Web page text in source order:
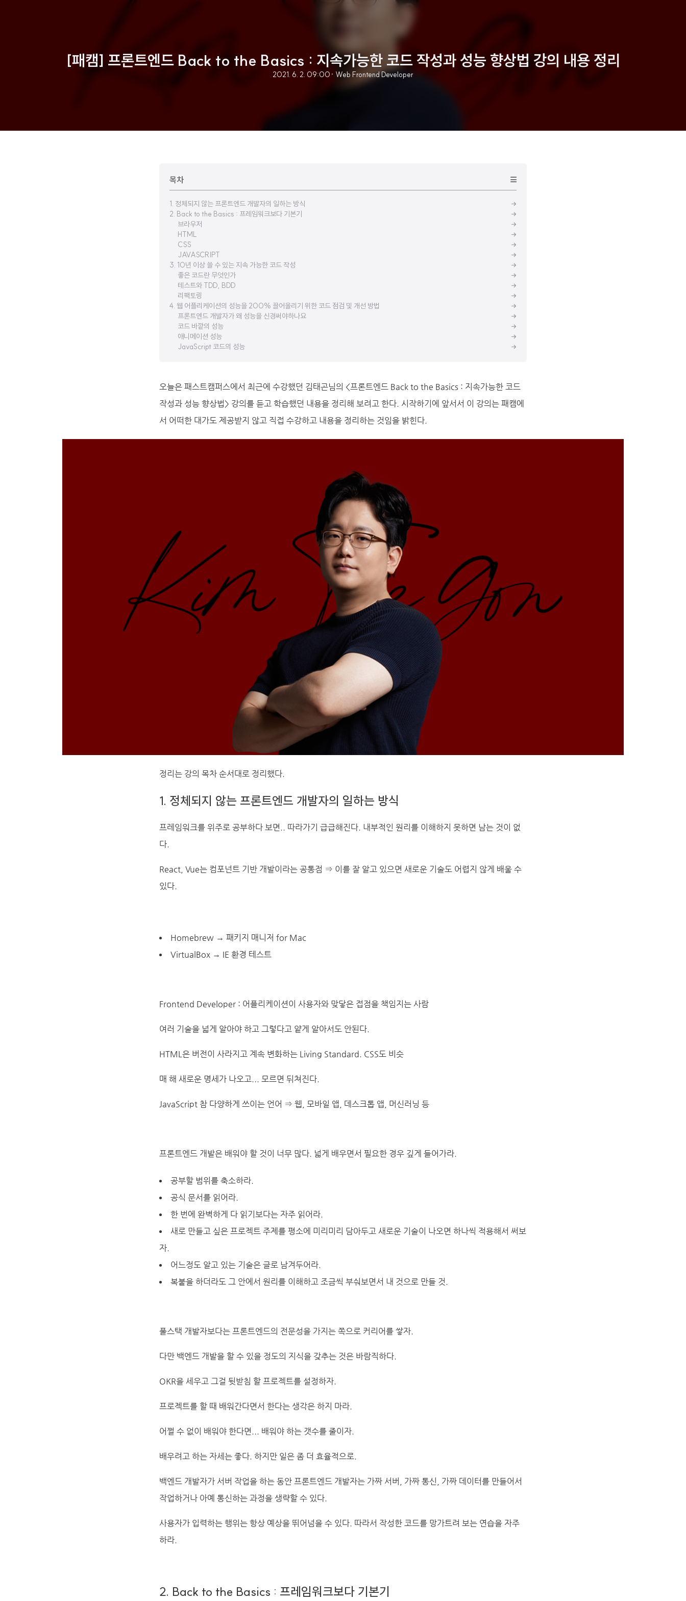
[패캠] 프론트엔드 Back to the Basics : 지속가능한 코드 작성과 성능 향상법 강의 내용 정리
2021. 6. 2. 09:00 · Web Frontend Developer
목차
1. 정체되지 않는 프론트엔드 개발자의 일하는 방식
2. Back to the Basics : 프레임워크보다 기본기
브라우저
HTML
CSS
JAVASCRIPT
3. 10년 이상 쓸 수 있는 지속 가능한 코드 작성
좋은 코드란 무엇인가
테스트와 TDD, BDD
리팩토링
4. 웹 어플리케이션의 성능을 200% 끌어올리기 위한 코드 점검 및 개선 방법
프론트엔드 개발자가 왜 성능을 신경써야하나요
코드 바깥의 성능
애니메이션 성능
JavaScript 코드의 성능
오늘은 패스트캠퍼스에서 최근에 수강했던 김태곤님의 <프론트엔드 Back to the Basics : 지속가능한 코드
작성과 성능 향상법> 강의를 듣고 학습했던 내용을 정리해 보려고 한다. 시작하기에 앞서서 이 강의는 패캠에
서 어떠한 대가도 제공받지 않고 직접 수강하고 내용을 정리하는 것임을 밝힌다.
정리는 강의 목차 순서대로 정리했다.
1. 정체되지 않는 프론트엔드 개발자의 일하는 방식
프레임워크를 위주로 공부하다 보면.. 따라가기 급급해진다. 내부적인 원리를 이해하지 못하면 남는 것이 없
다.
React, Vue는 컴포넌트 기반 개발이라는 공통점 ⇒ 이를 잘 알고 있으면 새로운 기술도 어렵지 않게 배울 수
있다.
Homebrew → 패키지 매니저 for Mac
VirtualBox → IE 환경 테스트
Frontend Developer : 어플리케이션이 사용자와 맞닿은 접점을 책임지는 사람
여러 기술을 넓게 알아야 하고 그렇다고 얕게 알아서도 안된다.
HTML은 버전이 사라지고 계속 변화하는 Living Standard. CSS도 비슷
매 해 새로운 명세가 나오고... 모르면 뒤쳐진다.
JavaScript 참 다양하게 쓰이는 언어 ⇒ 웹, 모바일 앱, 데스크톱 앱, 머신러닝 등
프론트엔드 개발은 배워야 할 것이 너무 많다. 넓게 배우면서 필요한 경우 깊게 들어가라.
공부할 범위를 축소하라.
공식 문서를 읽어라.
한 번에 완벽하게 다 읽기보다는 자주 읽어라.
새로 만들고 싶은 프로젝트 주제를 평소에 미리미리 담아두고 새로운 기술이 나오면 하나씩 적용해서 써보
자.
어느정도 알고 있는 기술은 글로 남겨두어라.
복붙을 하더라도 그 안에서 원리를 이해하고 조금씩 부숴보면서 내 것으로 만들 것.
풀스택 개발자보다는 프론트엔드의 전문성을 가지는 쪽으로 커리어를 쌓자.
다만 백엔드 개발을 할 수 있을 정도의 지식을 갖추는 것은 바람직하다.
OKR을 세우고 그걸 뒷받침 할 프로젝트를 설정하자.
프로젝트를 할 때 배워간다면서 한다는 생각은 하지 마라.
어쩔 수 없이 배워야 한다면... 배워야 하는 갯수를 줄이자.
배우려고 하는 자세는 좋다. 하지만 일은 좀 더 효율적으로.
백엔드 개발자가 서버 작업을 하는 동안 프론트엔드 개발자는 가짜 서버, 가짜 통신, 가짜 데이터를 만들어서
작업하거나 아예 통신하는 과정을 생략할 수 있다.
사용자가 입력하는 행위는 항상 예상을 뛰어넘을 수 있다. 따라서 작성한 코드를 망가트려 보는 연습을 자주
하라.
2. Back to the Basics : 프레임워크보다 기본기